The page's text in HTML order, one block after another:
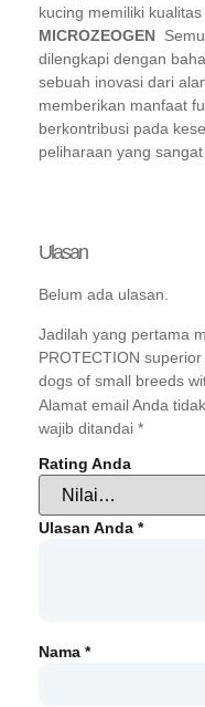
kucing memiliki
MICROZEOGEN
dilengkapi dengan
sebuah inovasi dari
memberikan manfaat
berkontribusi pada
peliharaan yang
Ulasan
Belum ada ulasan.
Jadilah yang pertama
PROTECTION
dogs of small breeds
Alamat email Anda
wajib ditandai *
Rating Anda
Ulasan Anda *
Nama *